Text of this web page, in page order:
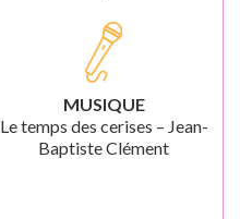
MUSIQUE
Le temps des cerises – Jean-
Baptiste Clément